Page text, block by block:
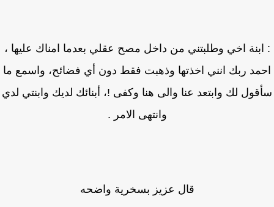
اخي وطلبتني من داخل مصح عقلي بعدما امناك عليها ،
ربك انني اخذتها وذهبت فقط دون أي فضائح، واسمع ما
لك وابتعد عنا والى هنا وكفى !، أبنائك لديك وابنتي لدي
وانتهى الامر .
قال عزيز بسخرية واضحه